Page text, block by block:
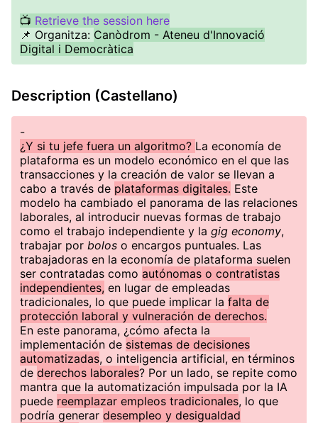
📺 Retrieve the session here
📌 Organitza: Canòdrom - Ateneu d'Innovació
Digital i Democràtica
Description (Castellano)
-
¿Y si tu jefe fuera un algoritmo? La economía de
plataforma es un modelo económico en el que las
transacciones y la creación de valor se llevan a
cabo a través de plataformas digitales. Este
modelo ha cambiado el panorama de las relaciones
laborales, al introducir nuevas formas de trabajo
como el trabajo independiente y la gig economy,
trabajar por bolos o encargos puntuales. Las
trabajadoras en la economía de plataforma suelen
ser contratadas como autónomas o contratistas
independientes, en lugar de empleadas
tradicionales, lo que puede implicar la falta de
protección laboral y vulneración de derechos.
En este panorama, ¿cómo afecta la
implementación de sistemas de decisiones
automatizadas, o inteligencia artificial, en términos
de derechos laborales? Por un lado, se repite como
mantra que la automatización impulsada por la IA
puede reemplazar empleos tradicionales, lo que
podría generar desempleo y desigualdad